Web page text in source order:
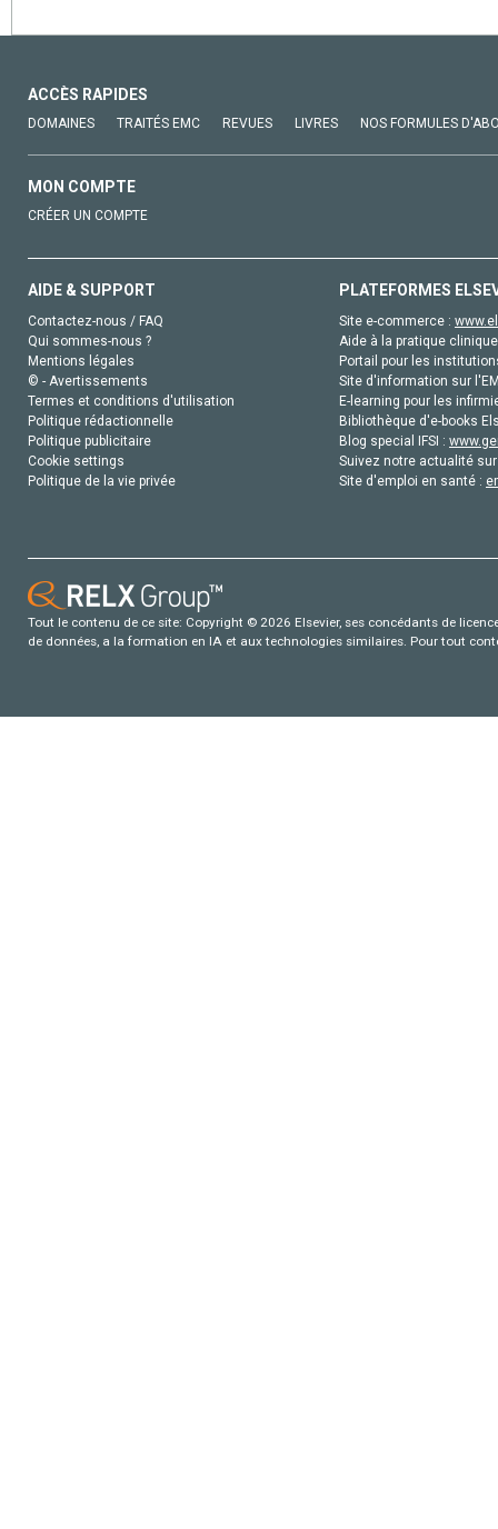
ACCÈS RAPIDES
DOMAINES TRAITÉS EMC REVUES LIVRES NOS FORMULES
MON COMPTE
CRÉER UN COMPTE
AIDE & SUPPORT
Contactez-nous / FAQ
Qui sommes-nous ?
Mentions légales
© - Avertissements
Termes et conditions d'utilisation
Politique rédactionnelle
Politique publicitaire
Cookie settings
Politique de la vie privée
PLATEFORMES
Site e-commerce :
Aide à la pratique
Portail pour les
Site d'information sur
E-learning pour les
Bibliothèque d'e-books
Blog special IFSI :
Suivez notre actualité
Site d'emploi en santé :
Tout le contenu de ce site: Copyright © 2026 Elsevier, ses concédants de
de données, a la formation en IA et aux technologies similaires. Pour tout